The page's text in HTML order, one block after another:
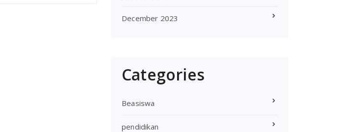
December 2023
Categories
Beasiswa
pendidikan